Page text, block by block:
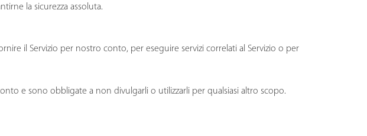
la sicurezza assoluta.
il Servizio per nostro conto, per eseguire servizi correlati al Servizio o per
e sono obbligate a non divulgarli o utilizzarli per qualsiasi altro scopo.